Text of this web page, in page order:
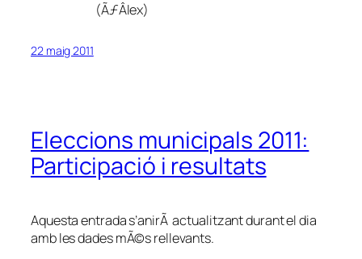
(ÃƒÂlex)
22 maig 2011
Eleccions municipals 2011:
Participació i resultats
Aquesta entrada s’anirÃ actualitzant durant el dia
amb les dades mÃ©s rellevants.